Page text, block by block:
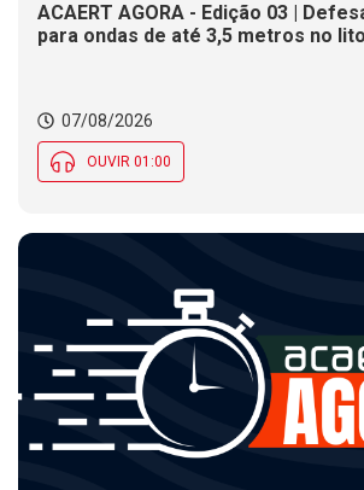
ACAERT AGORA - Edição 03 |
para ondas de até 3,5 metros no
07/08/2026
OUVIR 01:00